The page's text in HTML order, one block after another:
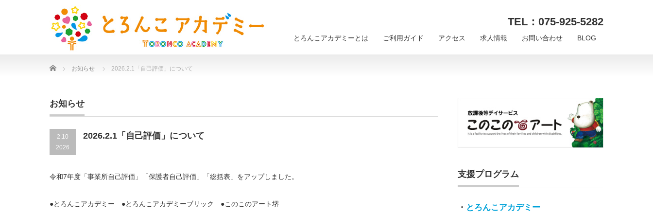
TEL：075-925-5282
とろんこアカデミーとは ご利用ガイド アクセス 求人情報 お問い合わせ BLOG
Home お知らせ 2026.2.1「自己評価」について
お知らせ
2.10
2026
2026.2.1「自己評価」について
令和7年度「事業所自己評価」「保護者自己評価」「総括表」をアップしました。
●とろんこアカデミー ●とろんこアカデミーブリック ●このこのアート堺
支援プログラム
・ とろんこアカデミー